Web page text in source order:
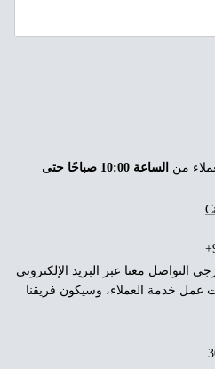
من
الساعة 10:00 صباحًا حتى
التواصل معنا عبر البريد الإلكتروني
عمل خدمة العملاء، وسيكون فريقنا